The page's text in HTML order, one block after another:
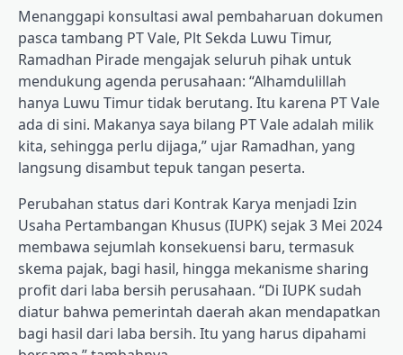
Menanggapi konsultasi awal pembaharuan dokumen
pasca tambang PT Vale, Plt Sekda Luwu Timur,
Ramadhan Pirade mengajak seluruh pihak untuk
mendukung agenda perusahaan: “Alhamdulillah
hanya Luwu Timur tidak berutang. Itu karena PT Vale
ada di sini. Makanya saya bilang PT Vale adalah milik
kita, sehingga perlu dijaga,” ujar Ramadhan, yang
langsung disambut tepuk tangan peserta.
Perubahan status dari Kontrak Karya menjadi Izin
Usaha Pertambangan Khusus (IUPK) sejak 3 Mei 2024
membawa sejumlah konsekuensi baru, termasuk
skema pajak, bagi hasil, hingga mekanisme sharing
profit dari laba bersih perusahaan. “Di IUPK sudah
diatur bahwa pemerintah daerah akan mendapatkan
bagi hasil dari laba bersih. Itu yang harus dipahami